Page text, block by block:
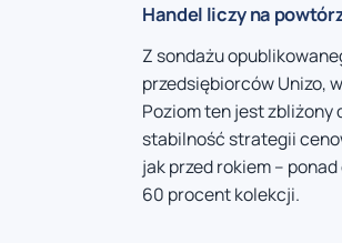
Handel liczy na
Z sondażu
przedsiębiorców Unizo,
Poziom ten jest zbliżony
stabilność strategii
jak przed rokiem –
60 procent kolekcji.